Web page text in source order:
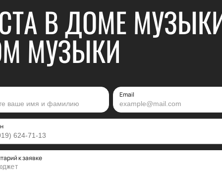
В ДОМЕ
МУЗЫКИ
Email
к заявке